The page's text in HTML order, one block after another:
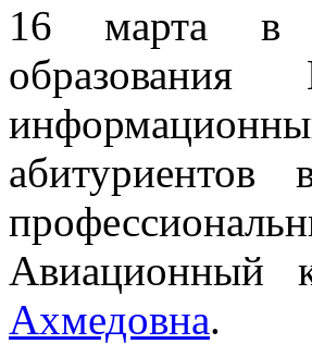
16 марта в
образования
абитуриентов
Авиационный
Ахмедовна.